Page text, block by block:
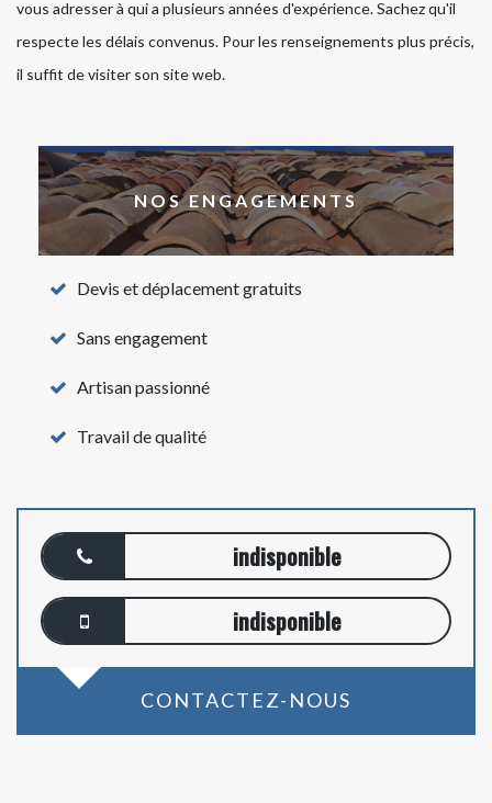
vous adresser à qui a plusieurs années d'expérience. Sachez qu'il
respecte les délais convenus. Pour les renseignements plus précis,
il suffit de visiter son site web.
NOS ENGAGEMENTS
Devis et déplacement gratuits
Sans engagement
Artisan passionné
Travail de qualité
indisponible
indisponible
CONTACTEZ-NOUS